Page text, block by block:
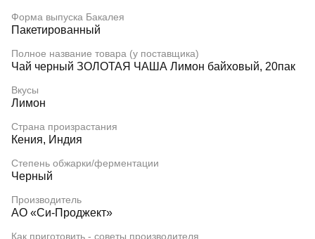
Форма выпуска Бакалея
Пакетированный
Полное название товара (у поставщика)
Чай черный ЗОЛОТАЯ ЧАША Лимон байховый, 20пак
Вкусы
Лимон
Страна произрастания
Кения, Индия
Степень обжарки/ферментации
Черный
Производитель
АО «Си-Проджект»
Как приготовить - советы производителя